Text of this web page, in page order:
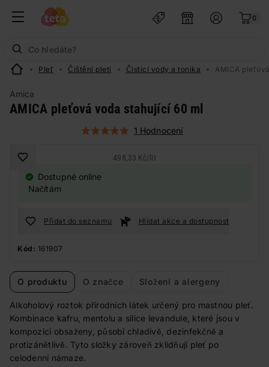
0
Pleť Čištění pleti Čisticí vody a tonika AMICA
Amica
AMICA pleťová voda stahující 60 ml
1 Hodnocení
498,33 Kč/ lit
Dostupné online
Načítám
Přidat do seznamu Hlídat akce a dostupnost
Kód: 161907
O produktu O značce Složení a alergeny
Alkoholový roztok přírodních látek určený pro mastnou pleť.
Kombinace kafru, mentolu a silice levandule, které jsou v
kompozici obsaženy, působí chladivě, dezinfekčně a
protizánětlivě. Tyto složky zároveň zklidňují pleť po
celodenní námaze.